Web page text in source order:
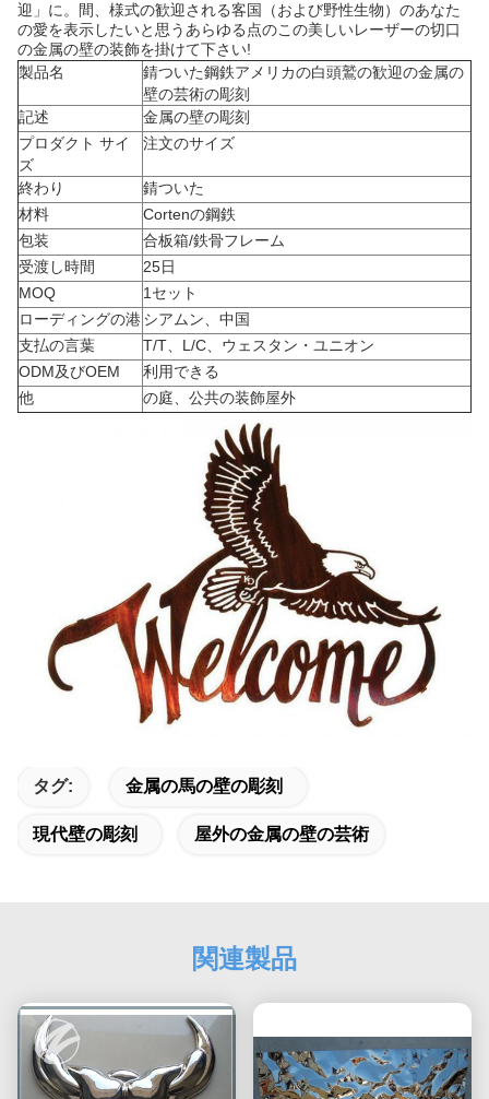
迎」に。間、様式の歓迎される客国（および野性生物）のあなた
の愛を表示したいと思うあらゆる点のこの美しいレーザーの切口
の金属の壁の装飾を掛けて下さい!
製品名
錆ついた鋼鉄アメリカの白頭鷲の歓迎の金属の
壁の芸術の彫刻
記述
金属の壁の彫刻
プロダクト サイ
ズ
注文のサイズ
終わり
錆ついた
材料
Cortenの鋼鉄
包装
合板箱/鉄骨フレーム
受渡し時間
25日
MOQ
1セット
ローディングの港シアムン、中国
支払の言葉
T/T、L/C、ウェスタン・ユニオン
ODM及びOEM
利用できる
他
の庭、公共の装飾屋外
タグ: 金属の馬の壁の彫刻
現代壁の彫刻 屋外の金属の壁の芸術
関連製品